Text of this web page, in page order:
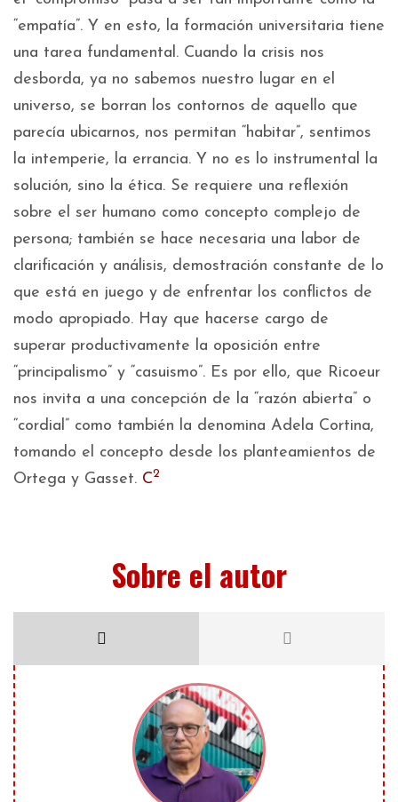
“empatía”. Y en esto, la formación universitaria tiene
una tarea fundamental. Cuando la crisis nos
desborda, ya no sabemos nuestro lugar en el
universo, se borran los contornos de aquello que
parecía ubicarnos, nos permitan “habitar”, sentimos
la intemperie, la errancia. Y no es lo instrumental la
solución, sino la ética. Se requiere una reflexión
sobre el ser humano como concepto complejo de
persona; también se hace necesaria una labor de
clarificación y análisis, demostración constante de lo
que está en juego y de enfrentar los conflictos de
modo apropiado. Hay que hacerse cargo de
superar productivamente la oposición entre
“principalismo” y “casuismo”. Es por ello, que Ricoeur
nos invita a una concepción de la “razón abierta” o
“cordial” como también la denomina Adela Cortina,
tomando el concepto desde los planteamientos de
Ortega y Gasset. C2
Sobre el autor